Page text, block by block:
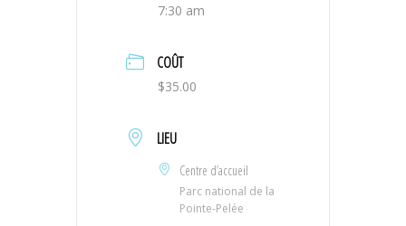
7:30 am
COÛT
$35.00
LIEU
Centre d’accueil
Parc national de la
Pointe-Pelée